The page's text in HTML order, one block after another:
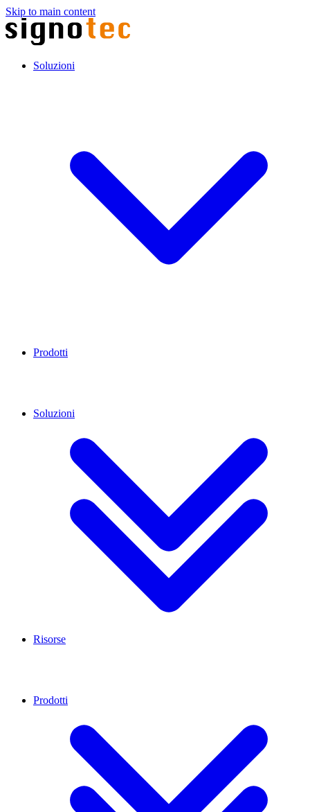
Skip to main content
Soluzioni
Prodotti
Risorse
Soluzioni
Prodotti